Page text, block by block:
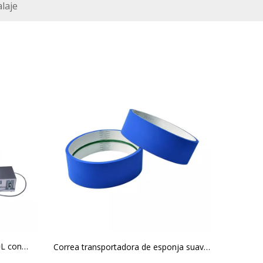
con
Correa transportadora de esponja suave